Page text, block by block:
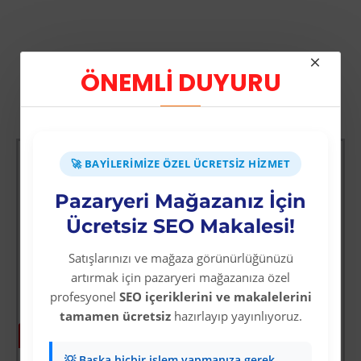
ÖNEMLİ DUYURU
🚀 BAYILERIMIZE ÖZEL ÜCRETSIZ HIZMET
Pazaryeri Mağazanız İçin
Ücretsiz SEO Makalesi!
Satışlarınızı ve mağaza görünürlüğünüzü
artırmak için pazaryeri mağazanıza özel
profesyonel SEO içeriklerini ve makalelerini
tamamen ücretsizhazırlayıp yayınlıyoruz.
Diğer Kategori Ürünleri
-63 %STOK TÜKENDİ